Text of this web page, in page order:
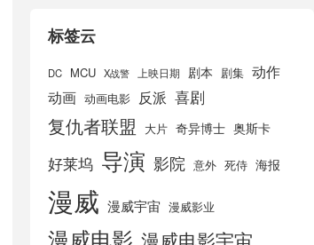
标签云
DC MCU X战警 上映日期 剧本 剧集 动作
动画 动画电影 反派 喜剧
复仇者联盟 大片 奇异博士 奥斯卡
好莱坞 导演 影院 意外 死侍 海报
漫威 漫威宇宙 漫威影业
漫威电影 漫威电影宇宙